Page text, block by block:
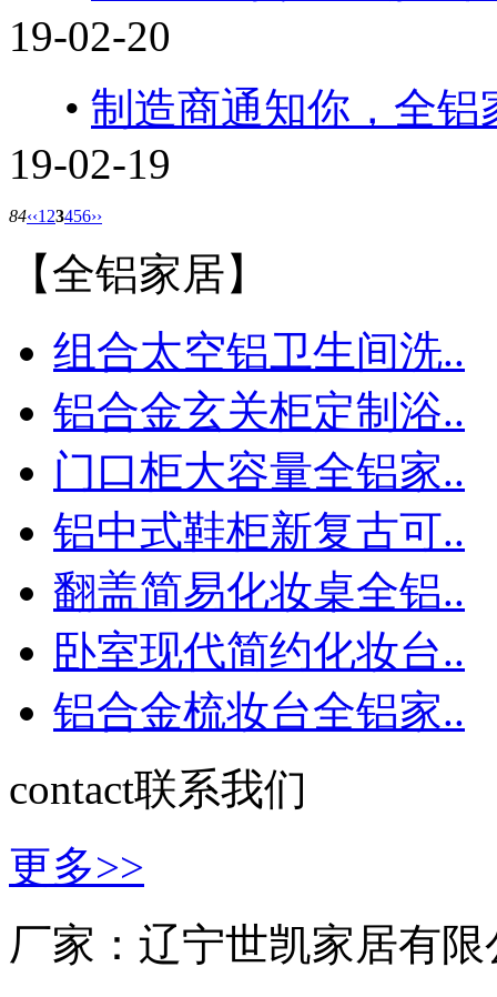
19-02-20
• 制造商通知你，全铝
19-02-19
84‹‹1 23456››
【全铝家居】
组合太空铝卫生间洗..
铝合金玄关柜定制浴..
门口柜大容量全铝家..
铝中式鞋柜新复古可..
翻盖简易化妆桌全铝..
卧室现代简约化妆台..
铝合金梳妆台全铝家..
contact联系我们
更多>>
厂家：辽宁世凯家居有限